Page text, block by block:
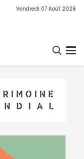
Vendredi 07 Août 2026